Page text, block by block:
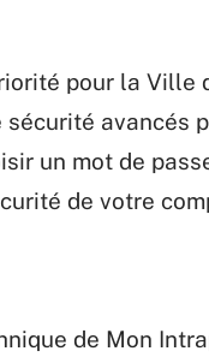
pour la Ville
avancés
un mot de
de votre
de Mon